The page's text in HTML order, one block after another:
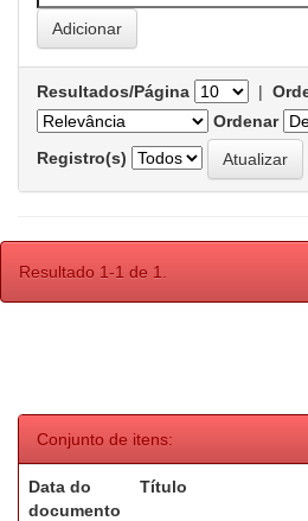
Resultados/Página |
Ordenar
Registro(s)
Resultado 1-1 de 1.
Conjunto de itens:
Data do
documento
Título